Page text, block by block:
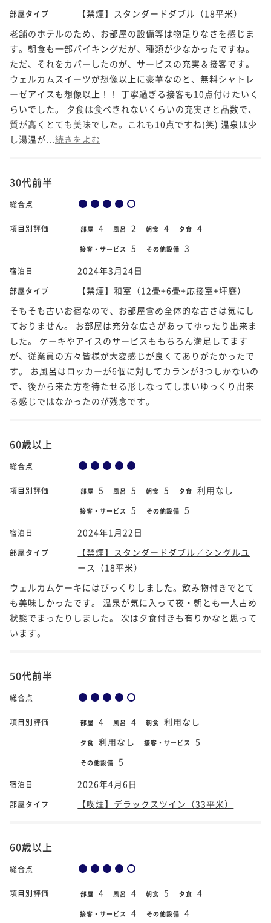
部屋タイプ
【禁煙】スタンダードダブル（18平米）
老舗のホテルのため、お部屋の設備等は物足りなさを感じま
す。朝食も一部バイキングだが、種類が少なかったですね。
ただ、それをカバーしたのが、サービスの充実＆接客です。
ウェルカムスイーツが想像以上に豪華なのと、無料シャトレ
ーゼアイスも想像以上！！ 丁寧過ぎる接客も10点付けたいく
らいでした。 夕食は食べきれないくらいの充実さと品数で、
質が高くとても美味でした。これも10点ですね(笑) 温泉は少
し湯温が... 続きをよむ
30代前半
総合点
項目別評価 部屋 4 風呂 2 朝食 4 夕食 4
接客・サービス 5 その他設備 3
宿泊日 2024年3月24日
部屋タイプ
【禁煙】和室（12畳+6畳+応接室+坪庭）
そもそも古いお宿なので、お部屋含め全体的な古さは気にし
ておりません。 お部屋は充分な広さがあってゆったり出来ま
した。 ケーキやアイスのサービスももちろん満足してます
が、従業員の方々皆様が大変感じが良くてありがたかったで
す。 お風呂はロッカーが6個に対してカランが3つしかないの
で、後から来た方を待たせる形しなってしまいゆっくり出来
る感じではなかったのが残念です。
60歳以上
総合点
項目別評価 部屋 5 風呂 5 朝食 5 夕食 利用なし
接客・サービス 5 その他設備 5
宿泊日 2024年1月22日
部屋タイプ
【禁煙】スタンダードダブル／シングルユ
ース（18平米）
ウェルカムケーキにはびっくりしました。飲み物付きでとて
も美味しかったです。 温泉が気に入って夜・朝とも一人占め
状態でまったりしました。 次は夕食付きも有りかなと思って
います。
50代前半
総合点
項目別評価 部屋 4 風呂 4 朝食 利用なし
夕食 利用なし 接客・サービス 5
その他設備 5
宿泊日 2026年4月6日
部屋タイプ 【喫煙】デラックスツイン（33平米）
60歳以上
総合点
項目別評価 部屋 4 風呂 4 朝食 5 夕食 4
接客・サービス 4 その他設備 4